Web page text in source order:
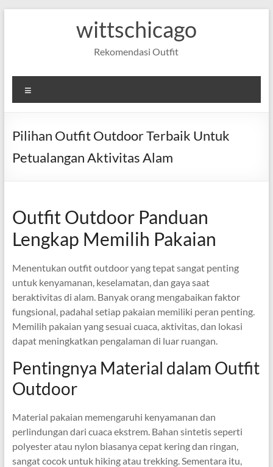
wittschicago
Rekomendasi Outfit
Pilihan Outfit Outdoor Terbaik Untuk
Petualangan Aktivitas Alam
Outfit Outdoor Panduan
Lengkap Memilih Pakaian
Menentukan outfit outdoor yang tepat sangat penting
untuk kenyamanan, keselamatan, dan gaya saat
beraktivitas di alam. Banyak orang mengabaikan faktor
fungsional, padahal setiap pakaian memiliki peran penting.
Memilih pakaian yang sesuai cuaca, aktivitas, dan lokasi
dapat meningkatkan pengalaman di luar ruangan.
Pentingnya Material dalam Outfit
Outdoor
Material pakaian memengaruhi kenyamanan dan
perlindungan dari cuaca ekstrem. Bahan sintetis seperti
polyester atau nylon biasanya cepat kering dan ringan,
sangat cocok untuk hiking atau trekking. Sementara itu,